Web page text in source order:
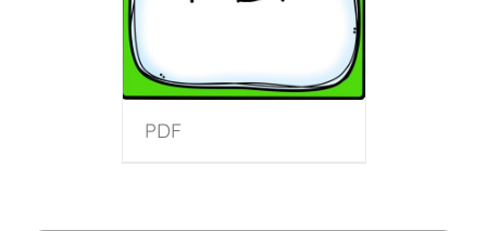
PDF